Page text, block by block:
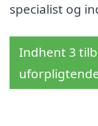
specialist og
Indhent 3